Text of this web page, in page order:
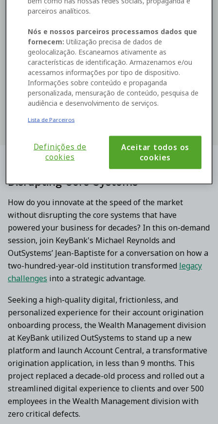
Accelerate Innovation Without
Disrupting Core Systems
How do you innovate at the speed of the market
without disrupting the core systems that have
powered your business for decades? In this on-demand
session, join KeyBank's Michael Reynolds and
OutSystems’ Jean-Baptiste for a conversation on how a
two-hundred-year-old institution transformed legacy
challenges into a strategic advantage.
Seeking a high-quality digital, frictionless, and
personalized experience for their account origination
onboarding process, the Wealth Management division
at KeyBank utilized OutSystems to stand up a new
platform and launch Account Central, a transformative
origination application, in less than 9 months. This
project replaced a decade-old process and rolled out a
streamlined digital experience to clients and over 500
employees in the Wealth Management division with
zero critical defects.
Watch now
This site is protected by reCAPTCHA and the Google
Privacy Policy
and Terms of Service
By submitting this form you consent to the processing of
your personal data by OutSystems as described in our
Terms and our Privacy Statement .
parceiros analíticos.
Nós e nossos parceiros processamos dados que
fornecem: Utilização precisa de dados de
geolocalização. Escaneamos ativamente as
características de identificação. Armazenamos e/ou
acessamos informações por tipo de dispositivo.
Informações sobre conteúdo e propaganda
personalizada, mensuração de conteúdo, pesquisa de
audiência e desenvolvimento de serviços.
Lista de Parceiros
Definições de
cookies
Aceitar todos os
cookies